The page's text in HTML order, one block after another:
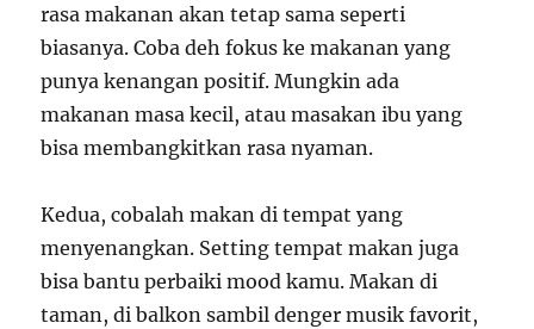
rasa makanan akan tetap sama seperti
biasanya. Coba deh fokus ke makanan yang
punya kenangan positif. Mungkin ada
makanan masa kecil, atau masakan ibu yang
bisa membangkitkan rasa nyaman.
Kedua, cobalah makan di tempat yang
menyenangkan. Setting tempat makan juga
bisa bantu perbaiki mood kamu. Makan di
taman, di balkon sambil denger musik favorit,